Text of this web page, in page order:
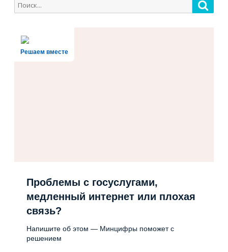
Поиск
для:
Решаем вместе
Проблемы с госуслугами,
медленный интернет или плохая
связь?
Напишите об этом — Минцифры поможет с
решением